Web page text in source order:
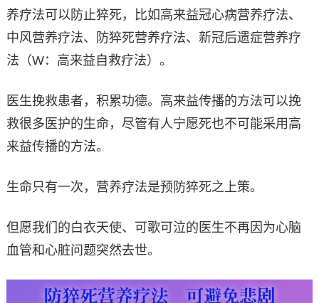
养疗法可以防止猝死，比如高来益冠心病营养疗法、
中风营养疗法、防猝死营养疗法、新冠后遗症营养疗
法（W：高来益自救疗法）。
医生挽救患者，积累功德。高来益传播的方法可以挽
救很多医护的生命，尽管有人宁愿死也不可能采用高
来益传播的方法。
生命只有一次，营养疗法是预防猝死之上策。
但愿我们的白衣天使、可歌可泣的医生不再因为心脑
血管和心脏问题突然去世。